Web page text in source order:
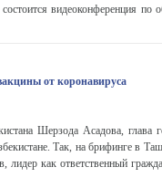
видеоконференция по
от коронавируса
Шерзода Асадова,
Так, на брифинге в
лидер как ответственный